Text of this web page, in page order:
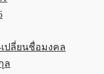
ปลี่ยนชื่อมงคล
ล